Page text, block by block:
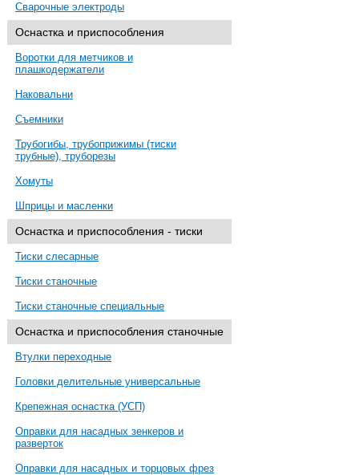
Сварочные электроды
Оснастка и приспособления
Воротки для метчиков и
плашкодержатели
Наковальни
Съемники
Трубогибы, трубоприжимы (тиски
трубные), труборезы
Хомуты
Шприцы и масленки
Оснастка и приспособления - тиски
Тиски слесарные
Тиски станочные
Тиски станочные специальные
Оснастка и приспособления станочные
Втулки переходные
Головки делительные универсальные
Крепежная оснастка (УСП)
Оправки для насадных зенкеров и
разверток
Оправки для насадных и торцовых фрез